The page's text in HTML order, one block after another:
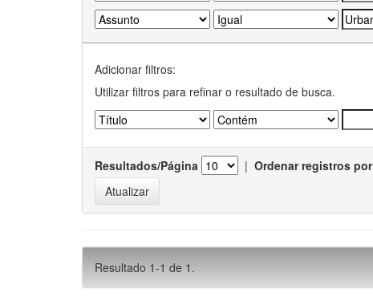
Adicionar filtros:
Utilizar filtros para refinar o resultado de busca.
Resultados/Página | Ordenar registros por
Resultado 1-1 de 1.